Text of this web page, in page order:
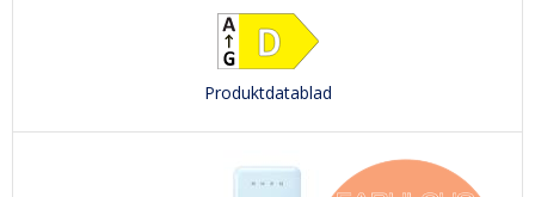
Produktdatablad